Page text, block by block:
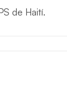
de Haití.